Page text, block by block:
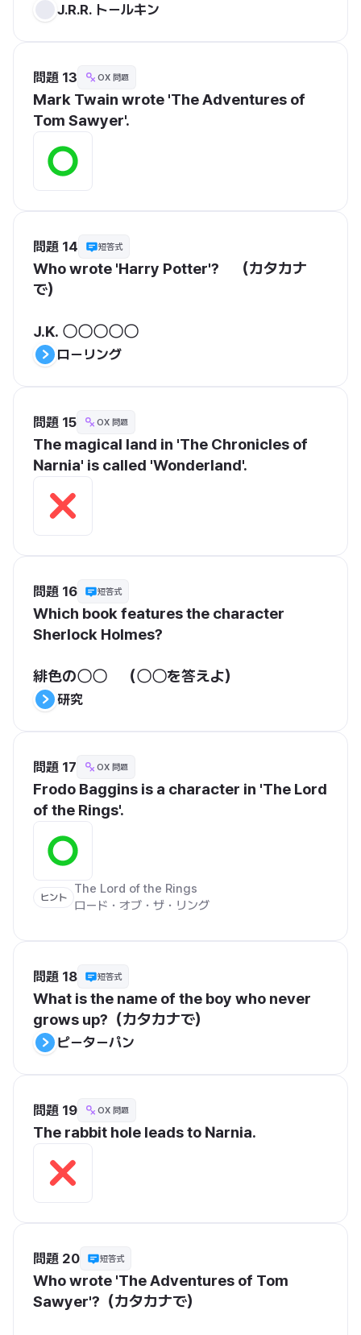
J.R.R. トールキン
問題 13 OX 問題
Mark Twain wrote 'The Adventures of
Tom Sawyer'.
問題 14 短答式
Who wrote 'Harry Potter'?　（カタカナ
で）
J.K. 〇〇〇〇〇
ローリング
問題 15 OX 問題
The magical land in 'The Chronicles of
Narnia' is called 'Wonderland'.
問題 16 短答式
Which book features the character
Sherlock Holmes?
緋色の〇〇　（〇〇を答えよ）
研究
問題 17 OX 問題
Frodo Baggins is a character in 'The Lord
of the Rings'.
ヒント
The Lord of the Rings
ロード・オブ・ザ・リング
問題 18 短答式
What is the name of the boy who never
grows up?（カタカナで）
ピーターパン
問題 19 OX 問題
The rabbit hole leads to Narnia.
問題 20 短答式
Who wrote 'The Adventures of Tom
Sawyer'?（カタカナで）